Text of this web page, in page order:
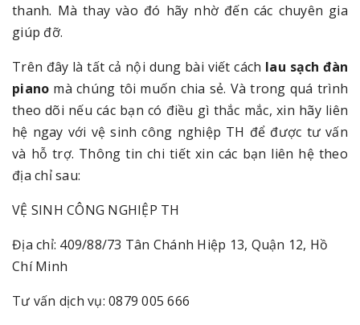
thanh. Mà thay vào đó hãy nhờ đến các chuyên gia
giúp đỡ.
Trên đây là tất cả nội dung bài viết cách lau sạch đàn
piano mà chúng tôi muốn chia sẻ. Và trong quá trình
theo dõi nếu các bạn có điều gì thắc mắc, xin hãy liên
hệ ngay với vệ sinh công nghiệp TH để được tư vấn
và hỗ trợ. Thông tin chi tiết xin các bạn liên hệ theo
địa chỉ sau:
VỆ SINH CÔNG NGHIỆP TH
Địa chỉ: 409/88/73 Tân Chánh Hiệp 13, Quận 12, Hồ
Chí Minh
Tư vấn dịch vụ: 0879 005 666